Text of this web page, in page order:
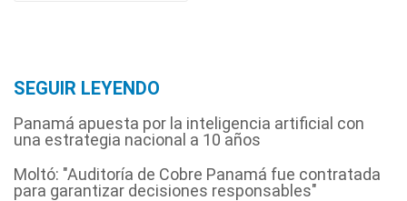
SEGUIR LEYENDO
Panamá apuesta por la inteligencia artificial con
una estrategia nacional a 10 años
Moltó: "Auditoría de Cobre Panamá fue contratada
para garantizar decisiones responsables"